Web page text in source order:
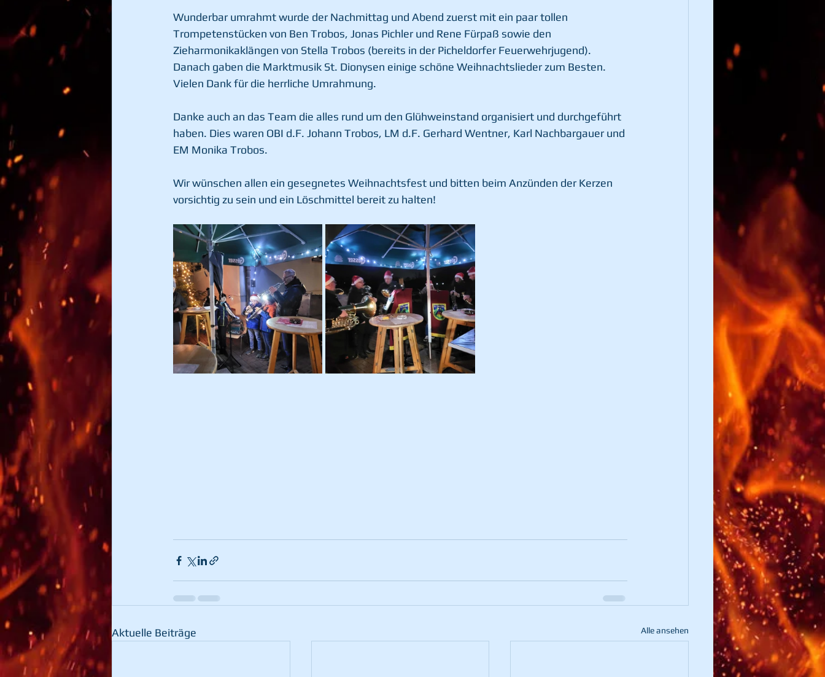
Wunderbar umrahmt wurde der Nachmittag und Abend zuerst mit ein paar tollen
Trompetenstücken von Ben Trobos, Jonas Pichler und Rene Fürpaß sowie den
Zieharmonikaklängen von Stella Trobos (bereits in der Picheldorfer Feuerwehrjugend).
Danach gaben die Marktmusik St. Dionysen einige schöne Weihnachtslieder zum Besten.
Vielen Dank für die herrliche Umrahmung.
Danke auch an das Team die alles rund um den Glühweinstand organisiert und durchgeführt
haben. Dies waren OBI d.F. Johann Trobos, LM d.F. Gerhard Wentner, Karl Nachbargauer und
EM Monika Trobos.
Wir wünschen allen ein gesegnetes Weihnachtsfest und bitten beim Anzünden der Kerzen
vorsichtig zu sein und ein Löschmittel bereit zu halten!
Aktuelle Beiträge Alle ansehen